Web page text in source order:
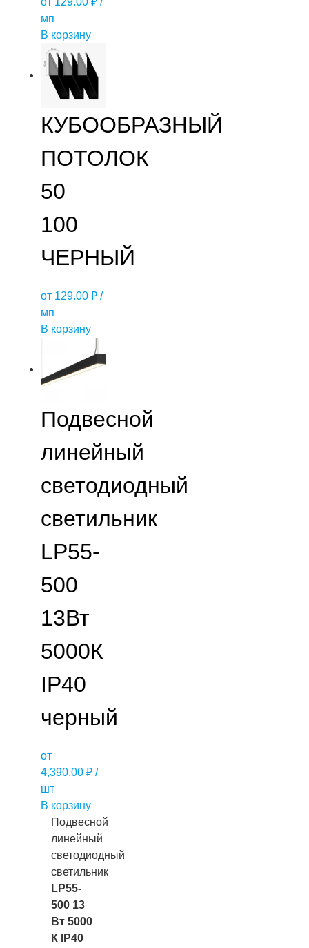
мп
В корзину
КУБООБРАЗНЫЙ
ПОТОЛОК
50
100
ЧЕРНЫЙ
от 129.00 ₽ /
мп
В корзину
Подвесной
линейный
светодиодный
светильник
LP55-
500
13Вт
5000К
IP40
черный
от
4,390.00 ₽ /
шт
В корзину
Подвесной
линейный
светодиодный
светильник
LP55-
500 13
Вт 5000
К IP40